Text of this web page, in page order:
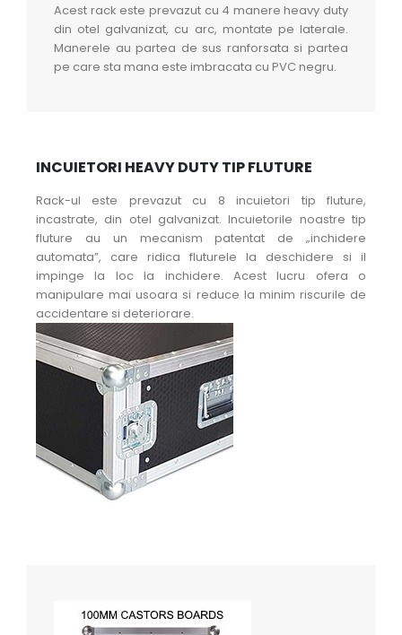
Acest rack este prevazut cu 4 manere heavy duty
din otel galvanizat, cu arc, montate pe laterale.
Manerele au partea de sus ranforsata si partea
pe care sta mana este imbracata cu PVC negru.
INCUIETORI HEAVY DUTY TIP FLUTURE
Rack-ul este prevazut cu 8 incuietori tip fluture,
incastrate, din otel galvanizat. Incuietorile noastre tip
fluture au un mecanism patentat de „inchidere
automata”, care ridica fluturele la deschidere si il
impinge la loc la inchidere. Acest lucru ofera o
manipulare mai usoara si reduce la minim riscurile de
accidentare si deteriorare.